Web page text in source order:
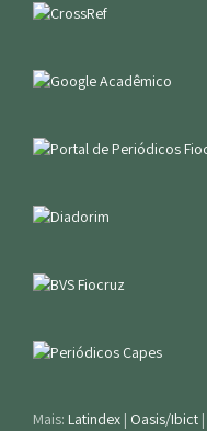
Mais: Latindex | Oasis/Ibict |